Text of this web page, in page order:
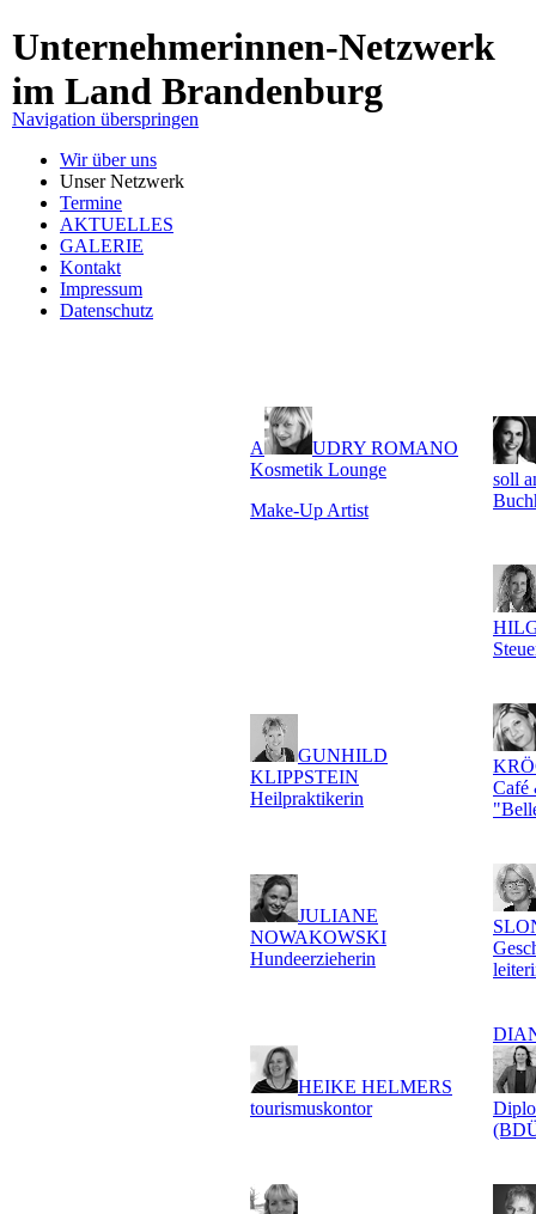
Unternehmerinnen-Netzwerk
im Land Brandenburg
Navigation überspringen
Wir über uns
Unser Netzwerk
Termine
AKTUELLES
GALERIE
Kontakt
Impressum
Datenschutz
A
UDRY ROMANO
Kosmetik Lounge
Make-Up Artist
soll
GUNHILD
KLIPPSTEIN
Heilpraktikerin
Café
JULIANE
NOWAKOWSKI
Hundeerzieherin
HEIKE HELMERS
tourismuskontor